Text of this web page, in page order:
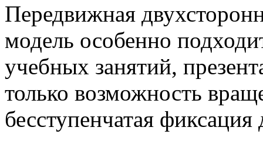
Передвижная
модель особенно
учебных занятий,
только возможность
бесступенчатая